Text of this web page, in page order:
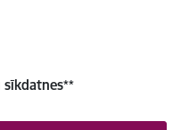
sīkdatnes**